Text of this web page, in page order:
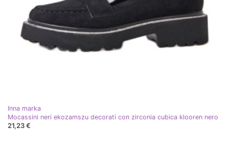
Inna marka
Mocassini neri ekozamszu decorati con zirconia cubica klooren nero
21,23 €